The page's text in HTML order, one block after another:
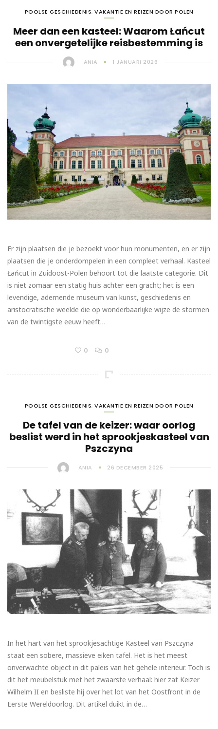
POOLSE GESCHIEDENIS, VAKANTIE EN REIZEN DOOR POLEN
Meer dan een kasteel: Waarom Łańcut
een onvergetelijke reisbestemming is
ANIA 1 JANUARI 2026
Er zijn plaatsen die je bezoekt voor hun monumenten, en er zijn
plaatsen die je onderdompelen in een compleet verhaal. Kasteel
Łańcut in Zuidoost-Polen behoort tot die laatste categorie. Dit
is niet zomaar een statig huis achter een gracht; het is een
levendige, ademende museum van kunst, geschiedenis en
aristocratische weelde die op wonderbaarlijke wijze de stormen
van de twintigste eeuw heeft…
0 0
POOLSE GESCHIEDENIS, VAKANTIE EN REIZEN DOOR POLEN
De tafel van de keizer: waar oorlog
beslist werd in het sprookjeskasteel van
Pszczyna
ANIA 26 DECEMBER 2025
In het hart van het sprookjesachtige Kasteel van Pszczyna
staat een sobere, massieve eiken tafel. Het is het meest
onverwachte object in dit paleis van het gehele interieur. Toch is
dit het meubelstuk met het zwaarste verhaal: hier zat Keizer
Wilhelm II en besliste hij over het lot van het Oostfront in de
Eerste Wereldoorlog. Dit artikel duikt in de…